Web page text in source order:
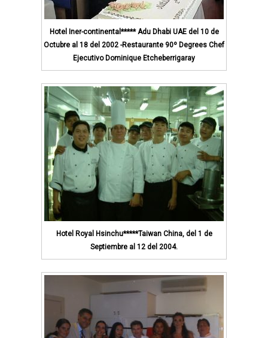
Hotel Iner-continental***** Adu Dhabi UAE del 10 de
Octubre al 18 del 2002 -Restaurante 90º Degrees Chef
Ejecutivo Dominique Etcheberrigaray
Hotel Royal Hsinchu*****Taiwan China, del 1 de
Septiembre al 12 del 2004.